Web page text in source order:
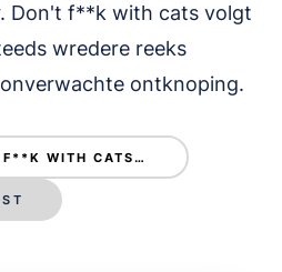
Don't f**k with cats volgt
wredere reeks
ontknoping.
MEER OVER DON'T F**K WITH CATS: HUNTING AN INTERNET KILLER